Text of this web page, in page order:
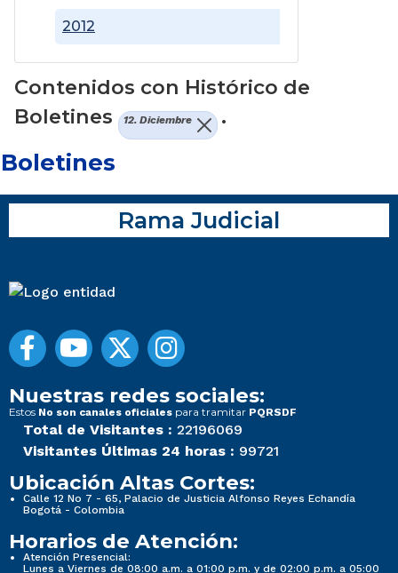
2012
Contenidos con Histórico de
Boletines
12. Diciembre .
Boletines
Rama Judicial
Nuestras redes sociales:
Estos No son canales oficiales para tramitar PQRSDF
Total de Visitantes : 22196069
Visitantes Últimas 24 horas : 99721
Ubicación Altas Cortes:
Calle 12 No 7 - 65, Palacio de Justicia Alfonso Reyes Echandía
Bogotá - Colombia
Horarios de Atención:
Atención Presencial:
Lunes a Viernes de 08:00 a.m. a 01:00 p.m. y de 02:00 p.m. a 05:00